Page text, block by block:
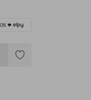
Tilføj